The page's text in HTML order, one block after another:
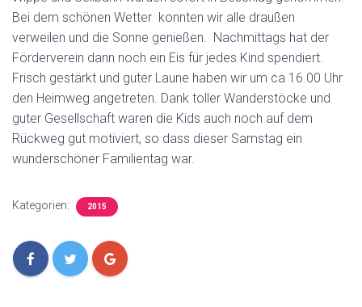
Bei dem schönen Wetter konnten wir alle draußen
verweilen und die Sonne genießen. Nachmittags hat der
Förderverein dann noch ein Eis für jedes Kind spendiert.
Frisch gestärkt und guter Laune haben wir um ca 16.00 Uhr
den Heimweg angetreten. Dank toller Wanderstöcke und
guter Gesellschaft waren die Kids auch noch auf dem
Rückweg gut motiviert, so dass dieser Samstag ein
wunderschöner Familientag war.
Kategorien: 2015